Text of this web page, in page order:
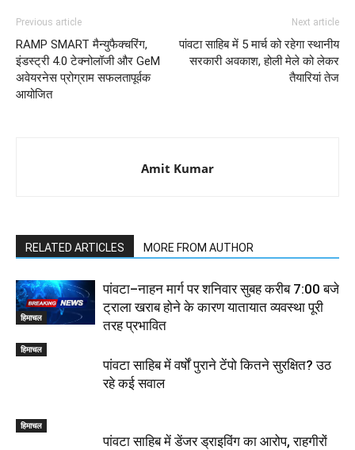
Previous article
RAMP SMART मैन्युफैक्चरिंग,
इंडस्ट्री 4.0 टेक्नोलॉजी और GeM
अवेयरनेस प्रोग्राम सफलतापूर्वक
आयोजित
Next article
पांवटा साहिब में 5 मार्च को रहेगा स्थानीय
सरकारी अवकाश, होली मेले को लेकर
तैयारियां तेज
Amit Kumar
RELATED ARTICLES MORE FROM AUTHOR
हिमाचल
पांवटा–नाहन मार्ग पर शनिवार सुबह करीब 7:00 बजे
ट्राला खराब होने के कारण यातायात व्यवस्था पूरी
तरह प्रभावित
हिमाचल
पांवटा साहिब में वर्षों पुराने टेंपो कितने सुरक्षित? उठ
रहे कई सवाल
हिमाचल
पांवटा साहिब में डेंजर ड्राइविंग का आरोप, राहगीरों